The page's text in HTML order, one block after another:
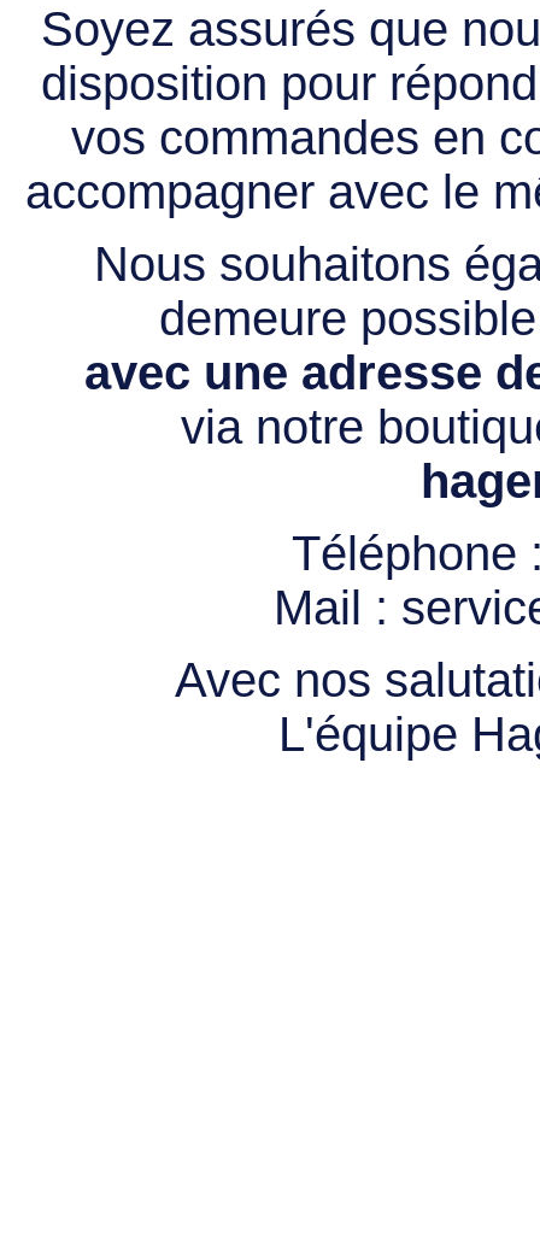
Soyez assurés que
disposition pour
vos commandes en
accompagner avec le
Nous souhaitons
demeure
avec une adresse
via notre
Téléphone
Mail :
Avec nos
L'équipe